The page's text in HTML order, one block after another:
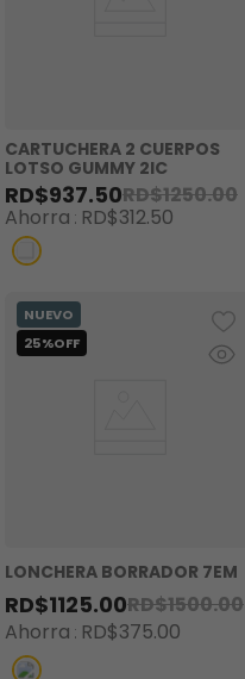
CARTUCHERA 2 CUERPOS
LOTSO GUMMY 2IC
RD$937.50RD$1250.00
Ahorra RD$312.50
LONCHERA BORRADOR 7EM
RD$1125.00RD$1500.00
Ahorra RD$375.00